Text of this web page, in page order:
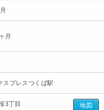
月
スプレスつくば駅
3丁目 地図